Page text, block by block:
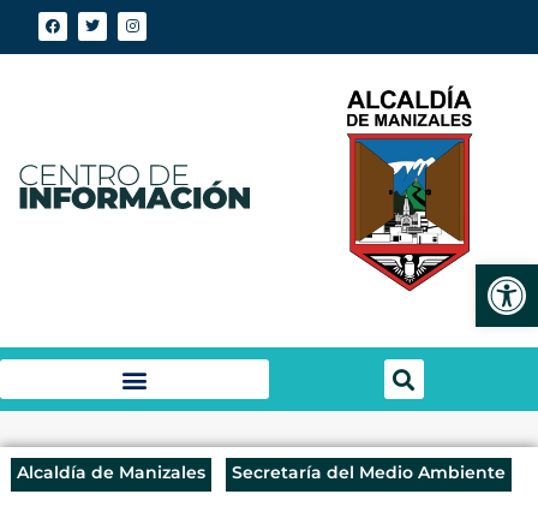
Alcaldía de Manizales Secretaría del Medio Ambiente